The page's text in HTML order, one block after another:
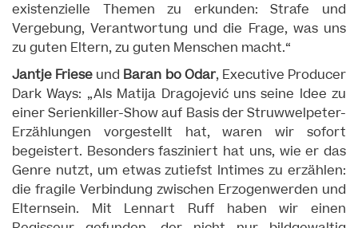
existenzielle Themen zu erkunden: Strafe und
Vergebung, Verantwortung und die Frage, was uns
zu guten Eltern, zu guten Menschen macht.“
Jantje Friese und Baran bo Odar, Executive Producer
Dark Ways: „Als Matija Dragojević uns seine Idee zu
einer Serienkiller-Show auf Basis der Struwwelpeter-
Erzählungen vorgestellt hat, waren wir sofort
begeistert. Besonders fasziniert hat uns, wie er das
Genre nutzt, um etwas zutiefst Intimes zu erzählen:
die fragile Verbindung zwischen Erzogenwerden und
Elternsein. Mit Lennart Ruff haben wir einen